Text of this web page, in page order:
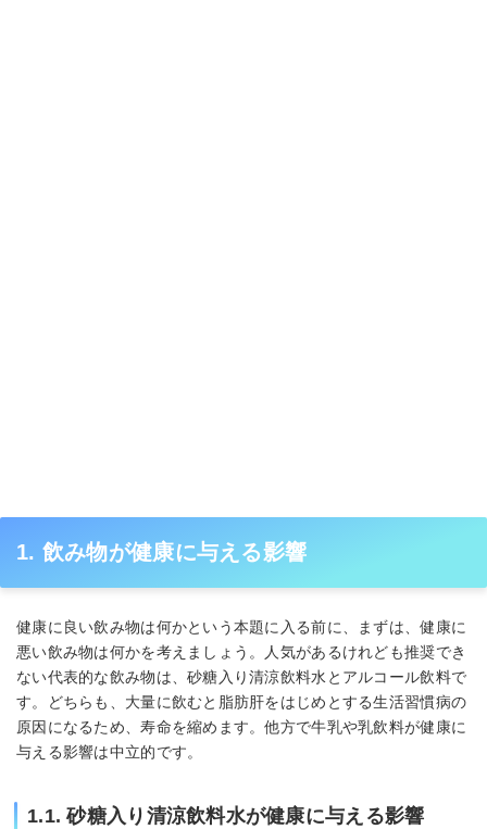
1. 飲み物が健康に与える影響
健康に良い飲み物は何かという本題に入る前に、まずは、健康に
悪い飲み物は何かを考えましょう。人気があるけれども推奨でき
ない代表的な飲み物は、砂糖入り清涼飲料水とアルコール飲料で
す。どちらも、大量に飲むと脂肪肝をはじめとする生活習慣病の
原因になるため、寿命を縮めます。他方で牛乳や乳飲料が健康に
与える影響は中立的です。
1.1. 砂糖入り清涼飲料水が健康に与える影響